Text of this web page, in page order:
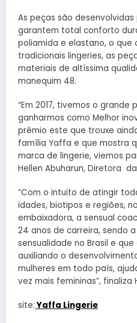
As peças são
garantem total conforto
poliamida e elastano, o que
tradicionais lingeries, as
materiais de altíssima
manequim 48.
“Em 2017, tivemos o
ganharmos como Melhor
prêmio este que trouxe
família Yaffa e que mostra
marca de lingerie, viemos
Hellen Abuharun, Diretora
“Com o intuito de atingir
idades, biotipos e regiões,
embaixadora, a sensual
24 anos de carreira, sendo
sensualidade no Brasil e
auxiliando o
mulheres em todo país,
vez mais femininas”, finaliza
site: Yaffa Lingerie